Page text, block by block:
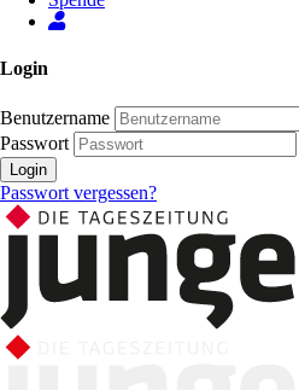
Login
Benutzername
Passwort
Login
Passwort vergessen?